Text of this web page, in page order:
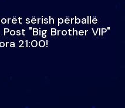
sërish përballë
"Big Brother VIP"
21:00!